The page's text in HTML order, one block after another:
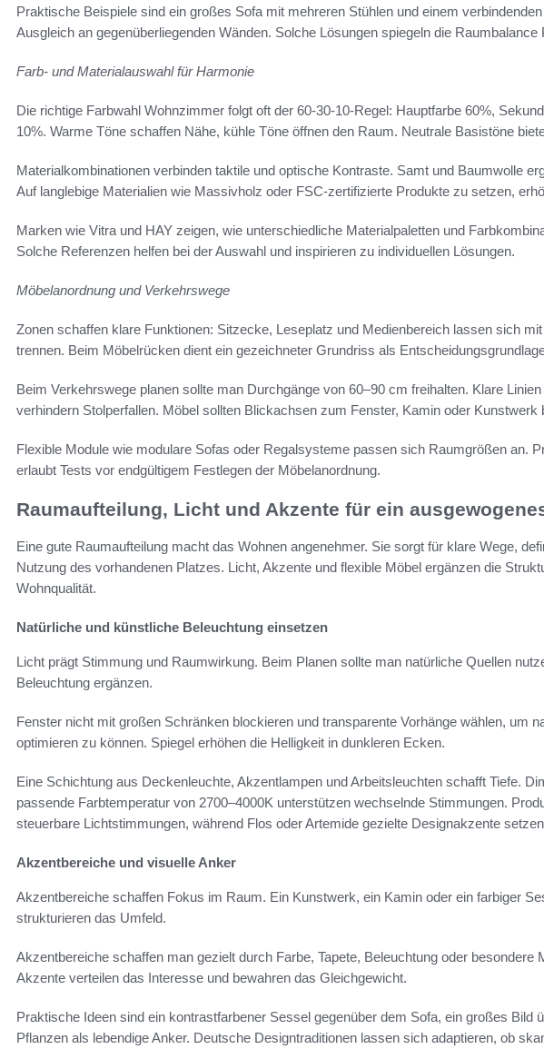
Praktische Beispiele sind ein großes Sofa mit mehreren Stühlen und einem
Ausgleich an gegenüberliegenden Wänden. Solche Lösungen spiegeln die Raumbalance
Farb- und Materialauswahl für Harmonie
Die richtige Farbwahl Wohnzimmer folgt oft der 60-30-10-Regel: Hauptfarbe 60%,
10%. Warme Töne schaffen Nähe, kühle Töne öffnen den Raum. Neutrale Basistöne
Materialkombinationen verbinden taktile und optische Kontraste. Samt und Baumwolle
Auf langlebige Materialien wie Massivholz oder FSC-zertifizierte Produkte zu setzen,
Marken wie Vitra und HAY zeigen, wie unterschiedliche Materialpaletten und
Solche Referenzen helfen bei der Auswahl und inspirieren zu individuellen Lösungen.
Möbelanordnung und Verkehrswege
Zonen schaffen klare Funktionen: Sitzecke, Leseplatz und Medienbereich lassen sich
trennen. Beim Möbelrücken dient ein gezeichneter Grundriss als
Beim Verkehrswege planen sollte man Durchgänge von 60–90 cm freihalten. Klare
verhindern Stolperfallen. Möbel sollten Blickachsen zum Fenster, Kamin oder Kunstwerk
Flexible Module wie modulare Sofas oder Regalsysteme passen sich Raumgrößen an.
erlaubt Tests vor endgültigem Festlegen der Möbelanordnung.
Raumaufteilung, Licht und Akzente für ein
Eine gute Raumaufteilung macht das Wohnen angenehmer. Sie sorgt für klare Wege,
Nutzung des vorhandenen Platzes. Licht, Akzente und flexible Möbel ergänzen die
Wohnqualität.
Natürliche und künstliche Beleuchtung einsetzen
Licht prägt Stimmung und Raumwirkung. Beim Planen sollte man natürliche Quellen
Beleuchtung ergänzen.
Fenster nicht mit großen Schränken blockieren und transparente Vorhänge wählen, um
optimieren zu können. Spiegel erhöhen die Helligkeit in dunkleren Ecken.
Eine Schichtung aus Deckenleuchte, Akzentlampen und Arbeitsleuchten schafft Tiefe.
passende Farbtemperatur von 2700–4000K unterstützen wechselnde Stimmungen.
steuerbare Lichtstimmungen, während Flos oder Artemide gezielte Designakzente
Akzentbereiche und visuelle Anker
Akzentbereiche schaffen Fokus im Raum. Ein Kunstwerk, ein Kamin oder ein farbiger
strukturieren das Umfeld.
Akzentbereiche schaffen man gezielt durch Farbe, Tapete, Beleuchtung oder besondere
Akzente verteilen das Interesse und bewahren das Gleichgewicht.
Praktische Ideen sind ein kontrastfarbener Sessel gegenüber dem Sofa, ein großes Bild
Pflanzen als lebendige Anker. Deutsche Designtraditionen lassen sich adaptieren, ob